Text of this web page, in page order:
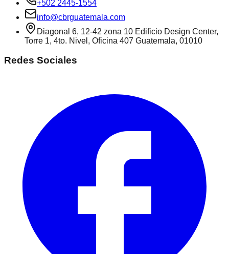
+502 2445-1554
info@cbrguatemala.com
Diagonal 6, 12-42 zona 10 Edificio Design Center,
Torre 1, 4to. Nivel, Oficina 407 Guatemala, 01010
Redes Sociales